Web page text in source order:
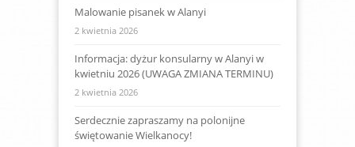
Malowanie pisanek w Alanyi
2 kwietnia 2026
Informacja: dyżur konsularny w Alanyi w
kwietniu 2026 (UWAGA ZMIANA TERMINU)
2 kwietnia 2026
Serdecznie zapraszamy na polonijne
świętowanie Wielkanocy!